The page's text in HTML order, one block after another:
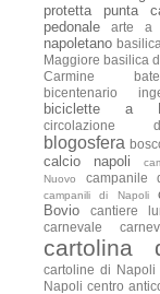
protetta punta
pedonale
arte a
napoletano
Maggiore basilica
Carmine
bicentenario
biciclette a
circolazione
blogosfera
calcio napoli
Nuovo
campanile
campanili di Napoli
Bovio
cantiere
carnevale
cartolina
cartoline di Napoli
Napoli centro